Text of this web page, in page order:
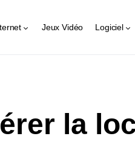
Jeux Vidéo Logiciel
la